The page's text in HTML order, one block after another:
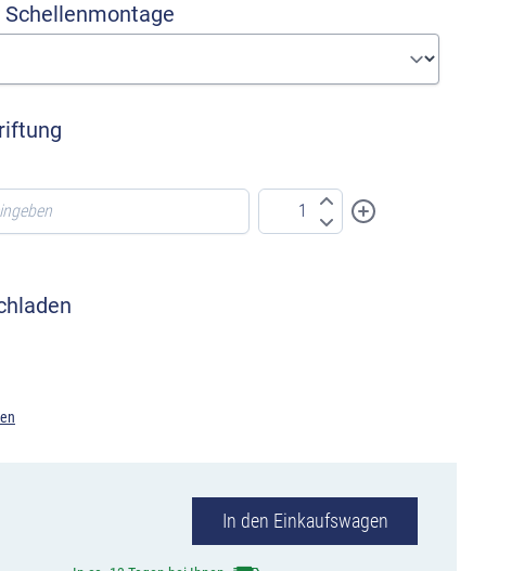
Schellenmontage
sie ein Foto
In den Einkaufswagen